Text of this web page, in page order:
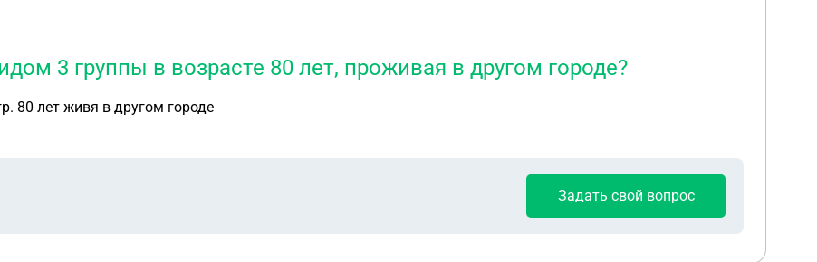
3 группы в возрасте 80 лет, проживая в другом городе?
80 лет живя в другом городе
Задать свой вопрос